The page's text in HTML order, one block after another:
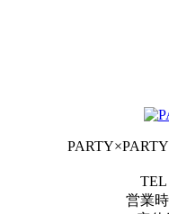
TEL
営業